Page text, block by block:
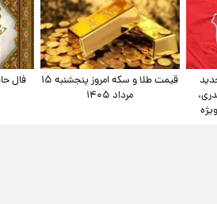
قیمت طلا و سکه امروز پنجشنبه ۱۵
مرداد ۱۴۰۵